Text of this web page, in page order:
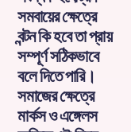
সমবায়ের ক্ষেত্রে
বন্টন কি হবে তা প্রায়
সম্পূর্ণ সঠিকভাবে
বলে দিতে পারি।
সমাজের ক্ষেত্রে
মার্কস ও এঙ্গেলস